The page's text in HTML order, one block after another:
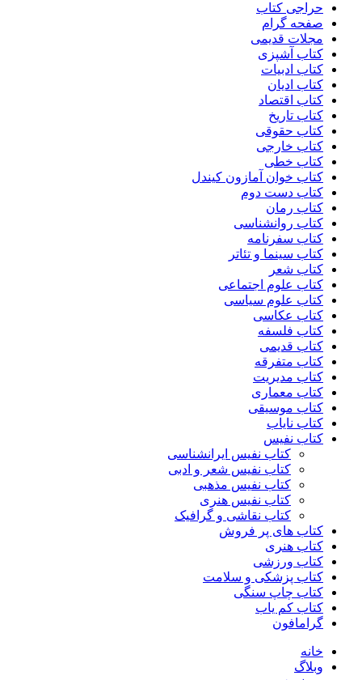
حراجی کتاب
صفحه گرام
مجلات قدیمی
کتاب آشپزی
کتاب ادبیات
کتاب ادیان
کتاب اقتصاد
کتاب تاریخ
کتاب حقوقی
کتاب خارجی
کتاب خطی
کتاب خوان آمازون کیندل
کتاب دست دوم
کتاب رمان
کتاب روانشناسی
کتاب سفرنامه
کتاب سینما و تئاتر
کتاب شعر
کتاب علوم اجتماعی
کتاب علوم سیاسی
کتاب عکاسی
کتاب فلسفه
کتاب قدیمی
کتاب متفرقه
کتاب مدیریت
کتاب معماری
کتاب موسیقی
کتاب نایاب
کتاب نفیس
کتاب نفیس ایرانشناسی
کتاب نفیس شعر و ادبی
کتاب نفیس مذهبی
کتاب نفیس هنری
کتاب نقاشی و گرافیک
کتاب های پر فروش
کتاب هنری
کتاب ورزشی
کتاب پزشکی و سلامت
کتاب چاپ سنگی
کتاب کم یاب
گرامافون
خانه
وبلاگ